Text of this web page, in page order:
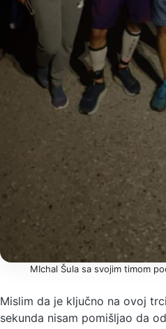
MIchal Šula sa svojim timom
Mislim da je ključno na ovoj
sekunda nisam pomišljao da